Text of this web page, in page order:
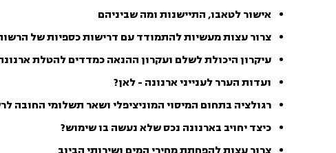
אישור לטאבו, התיישנות ומה שביניהם
צרור עצות מעשיות להתמודד עם דרישות כספיות של
עיקרון היכולת לשלם ועקרון ההנאה כמדדים להטלת
ועדות הערר לענייני ארנונה - לאן?
רגולציה בתחום המיסוי המוניציפלי ושאר תשלומי החובה
כיצד יחויב בארנונה נכס שלא נעשה בו שימוש?